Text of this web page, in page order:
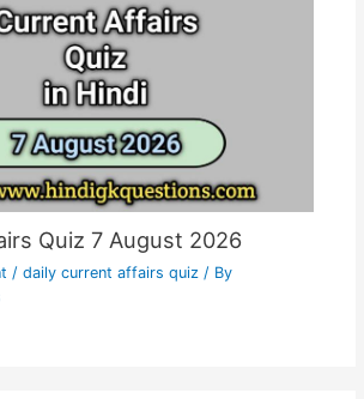
Quiz 7 August 2026
/ daily current affairs quiz / By